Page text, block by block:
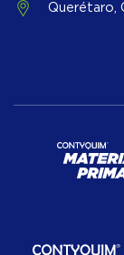
Querétaro,